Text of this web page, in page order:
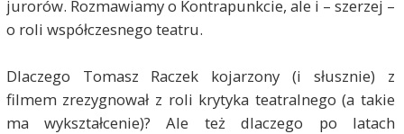
jurorów. Rozmawiamy o Kontrapunkcie, ale i – szerzej –
o roli współczesnego teatru.
Dlaczego Tomasz Raczek kojarzony (i słusznie) z
filmem zrezygnował z roli krytyka teatralnego (a takie
ma wykształcenie)? Ale też dlaczego po latach